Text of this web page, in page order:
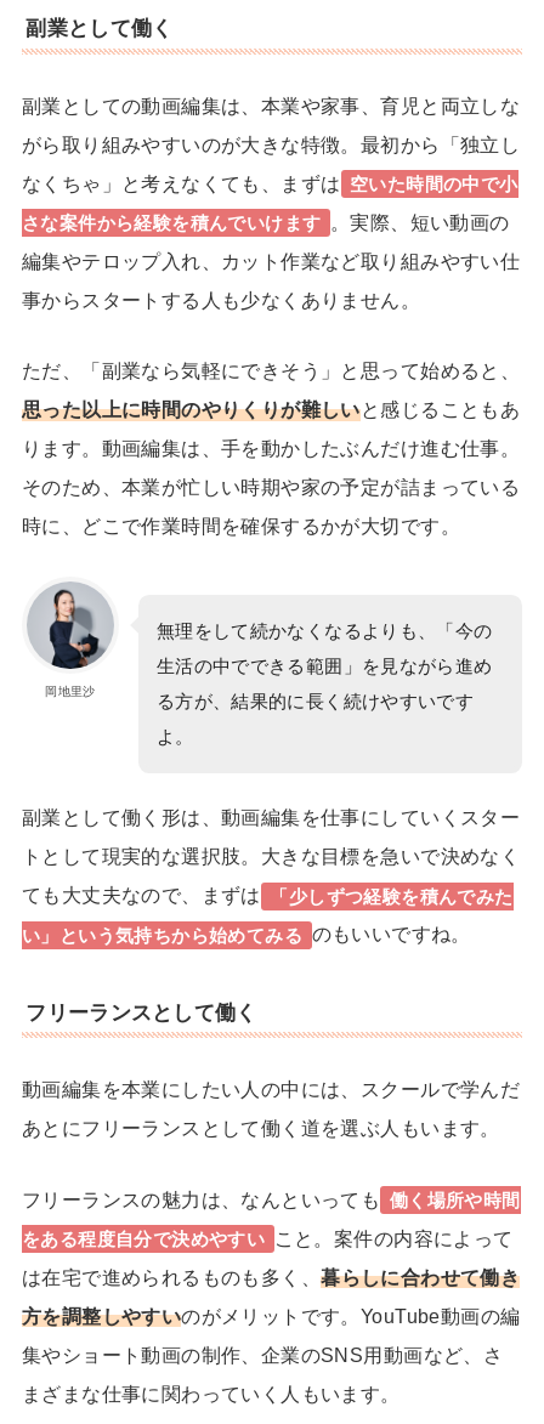
副業として働く
副業としての動画編集は、本業や家事、育児と両立しな
がら取り組みやすいのが大きな特徴。最初から「独立し
なくちゃ」と考えなくても、まずは
空いた時間の中で小
さな案件から経験を積んでいけます
。実際、短い動画の
編集やテロップ入れ、カット作業など取り組みやすい仕
事からスタートする人も少なくありません。
ただ、「副業なら気軽にできそう」と思って始めると、
思った以上に時間のやりくりが難しいと感じることもあ
ります。動画編集は、手を動かしたぶんだけ進む仕事。
そのため、本業が忙しい時期や家の予定が詰まっている
時に、どこで作業時間を確保するかが大切です。
岡地里沙
無理をして続かなくなるよりも、「今の
生活の中でできる範囲」を見ながら進め
る方が、結果的に長く続けやすいです
よ。
副業として働く形は、動画編集を仕事にしていくスター
トとして現実的な選択肢。大きな目標を急いで決めなく
ても大丈夫なので、まずは
「少しずつ経験を積んでみた
い」という気持ちから始めてみる のもいいですね。
フリーランスとして働く
動画編集を本業にしたい人の中には、スクールで学んだ
あとにフリーランスとして働く道を選ぶ人もいます。
フリーランスの魅力は、なんといっても
働く場所や時間
をある程度自分で決めやすい
こと。案件の内容によって
は在宅で進められるものも多く、暮らしに合わせて働き
方を調整しやすいのがメリットです。YouTube動画の編
集やショート動画の制作、企業のSNS用動画など、さ
まざまな仕事に関わっていく人もいます。